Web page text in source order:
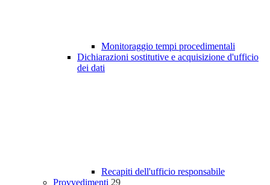
Monitoraggio tempi procedimentali
Dichiarazioni sostitutive e acquisizione d'ufficio
dei dati
Recapiti dell'ufficio responsabile
Provvedimenti 29